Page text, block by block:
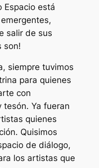
Espacio está
salir de sus
son!
siempre tuvimos
para quienes
con
Ya fueran
quienes
Quisimos
de diálogo,
los artistas que